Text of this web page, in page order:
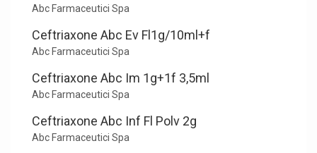
Abc Farmaceutici Spa
Ceftriaxone Abc Ev Fl1g/10ml+f
Abc Farmaceutici Spa
Ceftriaxone Abc Im 1g+1f 3,5ml
Abc Farmaceutici Spa
Ceftriaxone Abc Inf Fl Polv 2g
Abc Farmaceutici Spa